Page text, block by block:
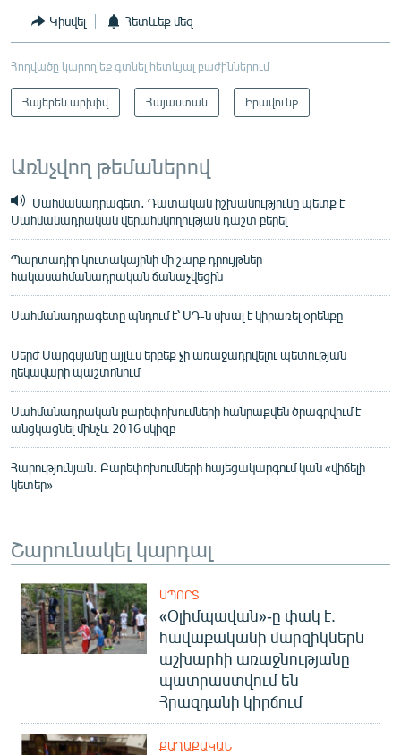
Կիսվել Հետևեք մեզ
Հոդվածը կարող եք գտնել հետևյալ բաժիններում
Հայերեն արխիվ Հայաստան Իրավունք
Առնչվող թեմաներով
Սահմանադրագետ․ Դատական իշխանությունը պետք է
Սահմանադրական վերահսկողության դաշտ բերել
Պարտադիր կուտակայինի մի շարք դրույթներ
հակասահմանադրական ճանաչվեցին
Սահմանադրագետը պնդում է՝ ՍԴ-ն սխալ է կիրառել օրենքը
Սերժ Սարգսյանը այլևս երբեք չի առաջադրվելու պետության
ղեկավարի պաշտոնում
Սահմանադրական բարեփոխումների հանրաքվեն ծրագրվում է
անցկացնել մինչև 2016 սկիզբ
Հարությունյան․ Բարեփոխումների հայեցակարգում կան «վիճելի
կետեր»
Շարունակել կարդալ
ՍՊՈՐՏ
«Օլիմպավան»-ը փակ է.
հավաքականի մարզիկներն
աշխարհի առաջնությանը
պատրաստվում են
Հրազդանի կիրճում
ՔԱՂԱՔԱԿԱՆ